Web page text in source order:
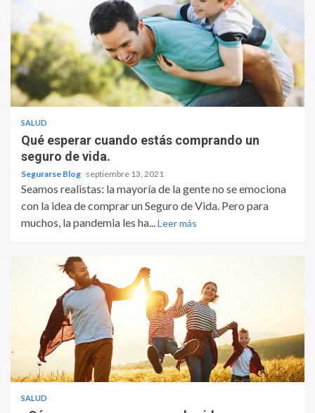
SALUD
Qué esperar cuando estás comprando un
seguro de vida.
Segurarse Blog septiembre 13, 2021
Seamos realistas: la mayoría de la gente no se emociona
con la idea de comprar un Seguro de Vida. Pero para
muchos, la pandemia les ha...Leer más
SALUD